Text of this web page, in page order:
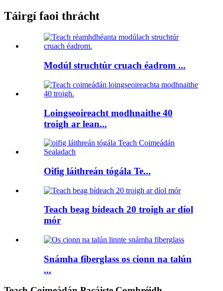
Táirgí faoi thrácht
Modúl struchtúr cruach éadrom ...
Loingseoireacht modhnaithe 40
troigh ar lean...
Oifig láithreán tógála Te...
Teach beag bídeach 20 troigh ar díol
mór
Snámha fiberglass os cionn na talún
...